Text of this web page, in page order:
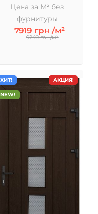
Цена за М² без
фурнитуры
7919 грн /м²
9240 грн /м²
АКЦИЯ!
ХИТ!
NEW!